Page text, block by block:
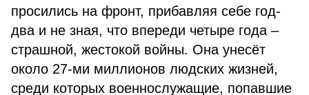
просились на фронт, прибавляя себе год-
два и не зная, что впереди четыре года –
страшной, жестокой войны. Она унесёт
около 27-ми миллионов людских жизней,
среди которых военнослужащие, попавшие